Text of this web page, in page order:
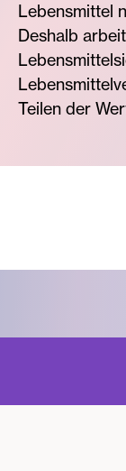
Lebensmittel
Deshalb
Teilen der